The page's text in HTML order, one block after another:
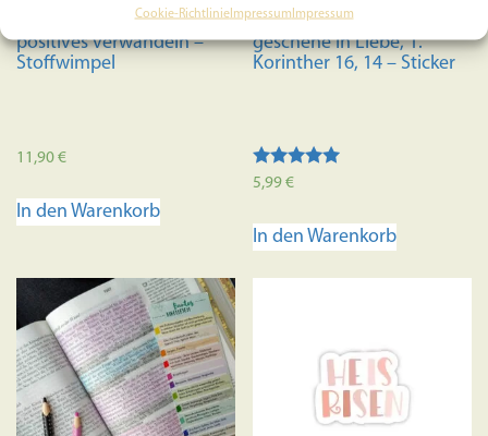
Cookie-RichtlinieImpressum Impressum
werden
Gott wird negatives in
positives verwandeln –
Stoffwimpel
11,90€
In den Warenkorb
5x Alles was ihr tut
geschehe in Liebe, 1.
Korinther 16, 14 – Sticker
Bewertet mit
5,99€
In den Warenkorb